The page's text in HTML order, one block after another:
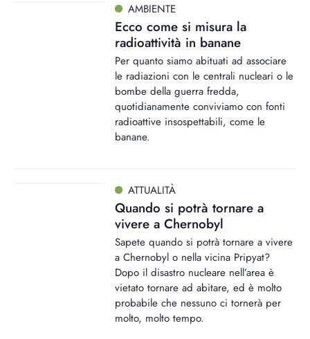
AMBIENTE
Ecco come si misura la
radioattività in banane
Per quanto siamo abituati ad associare
le radiazioni con le centrali nucleari o le
bombe della guerra fredda,
quotidianamente conviviamo con fonti
radioattive insospettabili, come le
banane.
ATTUALITÀ
Quando si potrà tornare a
vivere a Chernobyl
Sapete quando si potrà tornare a vivere
a Chernobyl o nella vicina Pripyat?
Dopo il disastro nucleare nell’area è
vietato tornare ad abitare, ed è molto
probabile che nessuno ci tornerà per
molto, molto tempo.